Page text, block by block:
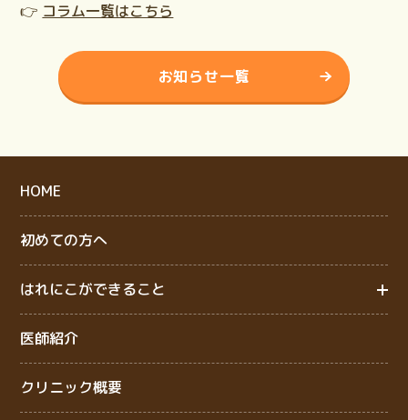
👉 コラム一覧はこちら
お知らせ一覧
HOME
初めての方へ
はれにこができること
医師紹介
クリニック概要